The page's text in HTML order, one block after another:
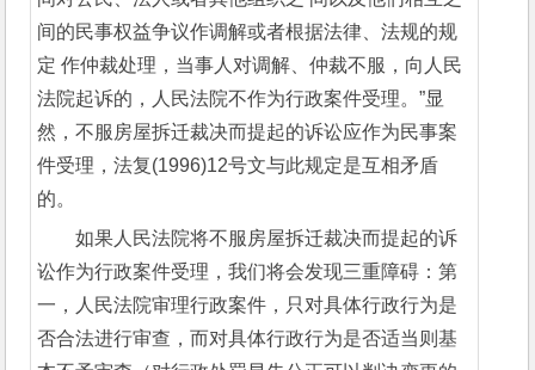
间的民事权益争议作调解或者根据法律、法规的规
定 作仲裁处理，当事人对调解、仲裁不服，向人民
法院起诉的，人民法院不作为行政案件受理。”显
然，不服房屋拆迁裁决而提起的诉讼应作为民事案
件受理，法复(1996)12号文与此规定是互相矛盾
的。
如果人民法院将不服房屋拆迁裁决而提起的诉
讼作为行政案件受理，我们将会发现三重障碍：第
一，人民法院审理行政案件，只对具体行政行为是
否合法进行审查，而对具体行政行为是否适当则基